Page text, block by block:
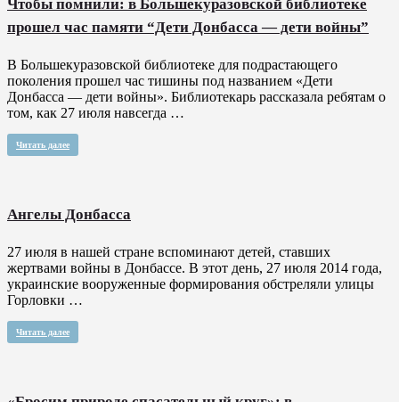
Чтобы помнили: в Большекуразовской библиотеке
прошел час памяти “Дети Донбасса — дети войны”
В Большекуразовской библиотеке для подрастающего
поколения прошел час тишины под названием «Дети
Донбасса — дети войны». Библиотекарь рассказала ребятам о
том, как 27 июля навсегда …
Читать далее
Ангелы Донбасса
27 июля в нашей стране вспоминают детей, ставших
жертвами войны в Донбассе. В этот день, 27 июля 2014 года,
украинские вооруженные формирования обстреляли улицы
Горловки …
Читать далее